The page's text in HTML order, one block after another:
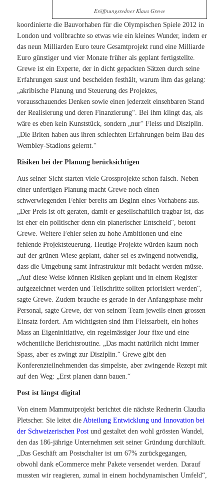
Eröffnungsredner Klaus Grewe
koordinierte die Bauvorhaben für die Olympischen Spiele 2012 in
London und vollbrachte so etwas wie ein kleines Wunder, indem er
das neun Milliarden Euro teure Gesamtprojekt rund eine Milliarde
Euro günstiger und vier Monate früher als geplant fertigstellte.
Grewe ist ein Experte, der in dicht gepackten Sätzen durch seine
Erfahrungen saust und bescheiden festhält, warum ihm das gelang:
„akribische Planung und Steuerung des Projektes,
vorausschauendes Denken sowie einen jederzeit einsehbaren Stand
der Realisierung und deren Finanzierung“. Bei ihm klingt das, als
wäre es eben kein Kunststück, sondern
nur“ Fleiss und Disziplin.
„Die Briten haben aus ihren schlechten Erfahrungen beim Bau des
Wembley-Stadions gelernt.“
Risiken bei der Planung berücksichtigen
Aus seiner Sicht starten viele Grossprojekte schon falsch. Neben
einer unfertigen Planung macht Grewe noch einen
schwerwiegenden Fehler bereits am Beginn eines Vorhabens aus.
„Der Preis ist oft geraten, damit er gesellschaftlich tragbar ist, das
ist eher ein politischer denn ein planerischer Entscheid“, betont
Grewe. Weitere Fehler seien zu hohe Ambitionen und eine
fehlende Projektsteuerung. Heutige Projekte würden kaum noch
auf der grünen Wiese geplant, daher sei es zwingend notwendig,
dass die Umgebung samt Infrastruktur mit bedacht werden müsse.
„Auf diese Weise können Risiken geplant und in einem Register
aufgezeichnet werden und Teilschritte sollten priorisiert werden“,
sagte Grewe. Zudem brauche es gerade in der Anfangsphase mehr
Personal, sagte Grewe, der von seinem Team jeweils einen grossen
Einsatz fordert. Am wichtigsten sind ihm Fleissarbeit, ein hohes
Mass an Eigeninitiative, ein regelmässiger Jour fixe und eine
wöchentliche Berichtsroutine. „Das macht natürlich nicht immer
Spass, aber es zwingt zur Disziplin.“ Grewe gibt den
Konferenzteilnehmenden das simpelste, aber zwingende Rezept mit
auf den Weg: „Erst planen dann bauen.“
Post ist längst digital
Von einem Mammutprojekt berichtet die nächste Rednerin Claudia
Pletscher. Sie leitet die Abteilung Entwicklung und Innovation bei
der Schweizerischen Post und gestaltet den wohl grössten Wandel,
den das 186-jährige Unternehmen seit seiner Gründung durchläuft.
„Das Geschäft am Postschalter ist um 67% zurückgegangen,
obwohl dank eCommerce mehr Pakete versendet werden. Darauf
mussten wir reagieren, zumal in einem hochdynamischen Umfeld“,